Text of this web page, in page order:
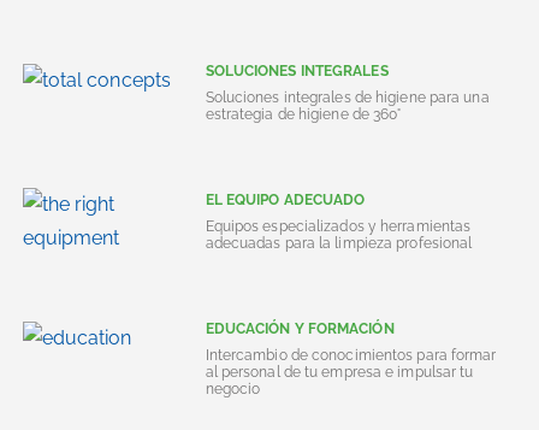
SOLUCIONES INTEGRALES
Soluciones integrales de higiene para una
estrategia de higiene de 360°
EL EQUIPO ADECUADO
Equipos especializados y herramientas
adecuadas para la limpieza profesional
EDUCACIÓN Y FORMACIÓN
Intercambio de conocimientos para formar
al personal de tu empresa e impulsar tu
negocio